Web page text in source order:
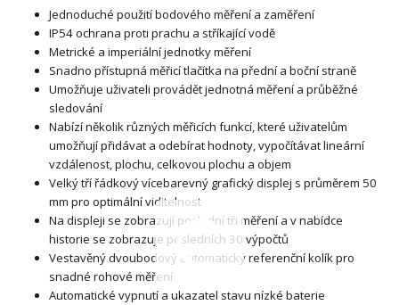
Jednoduché použití bodového měření a zaměření
IP54 ochrana proti prachu a stříkající vodě
Metrické a imperiální jednotky měření
Snadno přístupná měřicí tlačítka na přední a boční straně
Umožňuje uživateli provádět jednotná měření a průběžné
sledování
Nabízí několik různých měřicích funkcí, které uživatelům
umožňují přidávat a odebírat hodnoty, vypočítávat lineární
vzdálenost, plochu, celkovou plochu a objem
Velký tří řádkový vícebarevný grafický displej s průměrem 50
mm pro optimální viditelnost
Na displeji se zobrazují poslední tři měření a v nabídce
historie se zobrazuje posledních 30 výpočtů
Vestavěný dvoubodový automatický referenční kolík pro
snadné rohové měření
Automatické vypnutí a ukazatel stavu nízké baterie